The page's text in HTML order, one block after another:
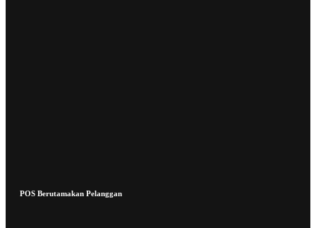
POS Berutamakan Pelanggan